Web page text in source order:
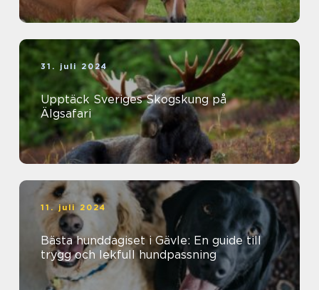
31. juli 2024
Upptäck Sveriges Skogskung på
Älgsafari
11. juli 2024
Bästa hunddagiset i Gävle: En guide till
trygg och lekfull hundpassning